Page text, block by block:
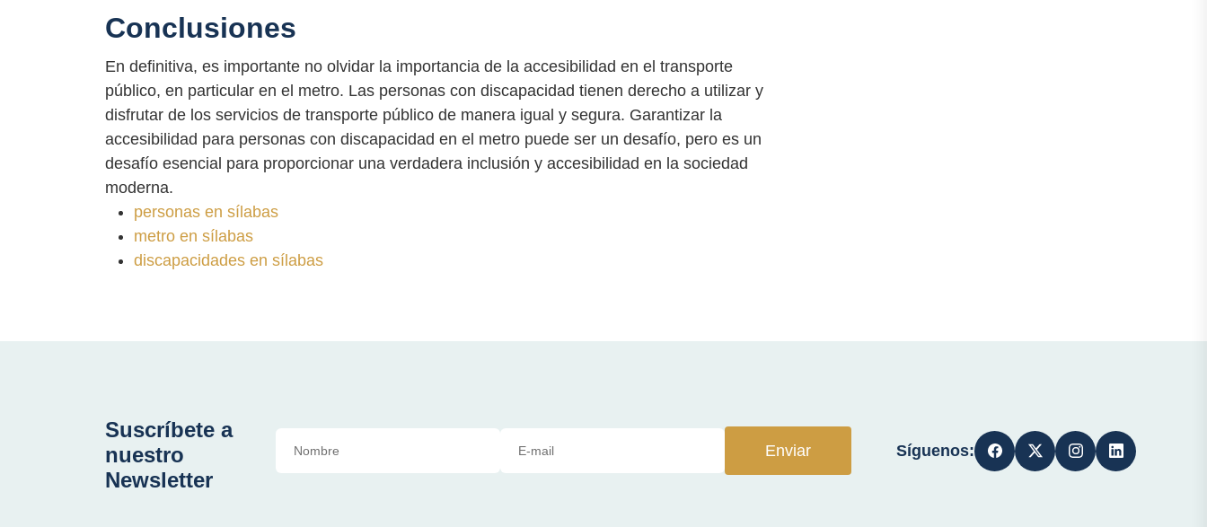
Conclusiones
En definitiva, es importante no olvidar la importancia de la accesibilidad en el transporte
público, en particular en el metro. Las personas con discapacidad tienen derecho a utilizar y
disfrutar de los servicios de transporte público de manera igual y segura. Garantizar la
accesibilidad para personas con discapacidad en el metro puede ser un desafío, pero es un
desafío esencial para proporcionar una verdadera inclusión y accesibilidad en la sociedad
moderna.
personas en sílabas
metro en sílabas
discapacidades en sílabas
Suscríbete a
nuestro
Newsletter
Enviar Síguenos: